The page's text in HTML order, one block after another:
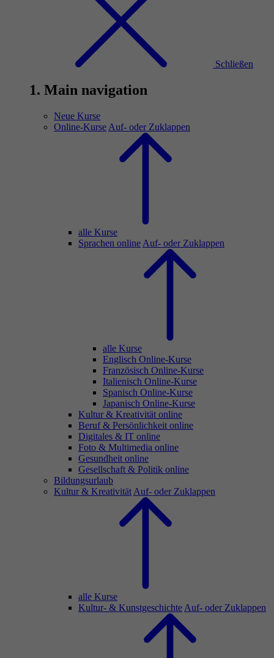
Schließen
1. Main navigation
Neue Kurse
Online-Kurse Auf- oder Zuklappen
alle Kurse
Sprachen online Auf- oder Zuklappen
alle Kurse
Englisch Online-Kurse
Französisch Online-Kurse
Italienisch Online-Kurse
Spanisch Online-Kurse
Japanisch Online-Kurse
Kultur & Kreativität online
Beruf & Persönlichkeit online
Digitales & IT online
Foto & Multimedia online
Gesundheit online
Gesellschaft & Politik online
Bildungsurlaub
Kultur & Kreativität Auf- oder Zuklappen
alle Kurse
Kultur- & Kunstgeschichte Auf- oder Zuklappen